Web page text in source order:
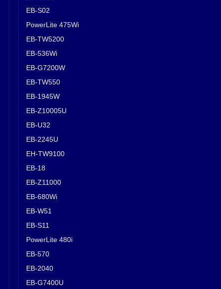
EB-S02
PowerLite 475Wi
EB-TW5200
EB-536Wi
EB-G7200W
EB-TW550
EB-1945W
EB-Z10005U
EB-U32
EB-2245U
EH-TW9100
EB-18
EB-Z11000
EB-680Wi
EB-W51
EB-S11
PowerLite 480i
EB-570
EB-2040
EB-G7400U